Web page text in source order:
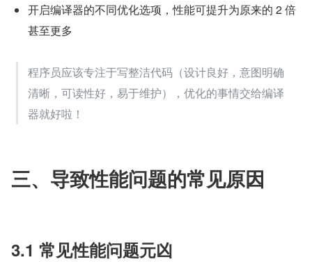
开启编译器的不同优化选项，性能可提升为原来的 2 倍
甚至更多
程序员应该专注于写整洁代码（设计良好，意图明确
清晰，可读性好，易于维护），优化的事情交给编译
器就好啦！
三、导致性能问题的常见原因
3.1 常见性能问题元凶